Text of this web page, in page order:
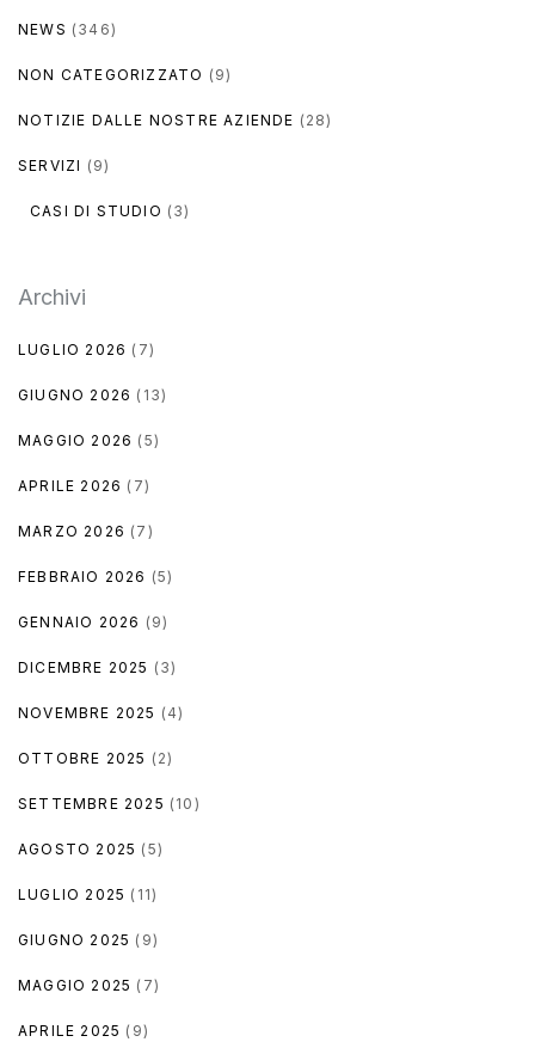
NEWS (346)
NON CATEGORIZZATO (9)
NOTIZIE DALLE NOSTRE AZIENDE (28)
SERVIZI (9)
CASI DI STUDIO (3)
Archivi
LUGLIO 2026 (7)
GIUGNO 2026 (13)
MAGGIO 2026 (5)
APRILE 2026 (7)
MARZO 2026 (7)
FEBBRAIO 2026 (5)
GENNAIO 2026 (9)
DICEMBRE 2025 (3)
NOVEMBRE 2025 (4)
OTTOBRE 2025 (2)
SETTEMBRE 2025 (10)
AGOSTO 2025 (5)
LUGLIO 2025 (11)
GIUGNO 2025 (9)
MAGGIO 2025 (7)
APRILE 2025 (9)